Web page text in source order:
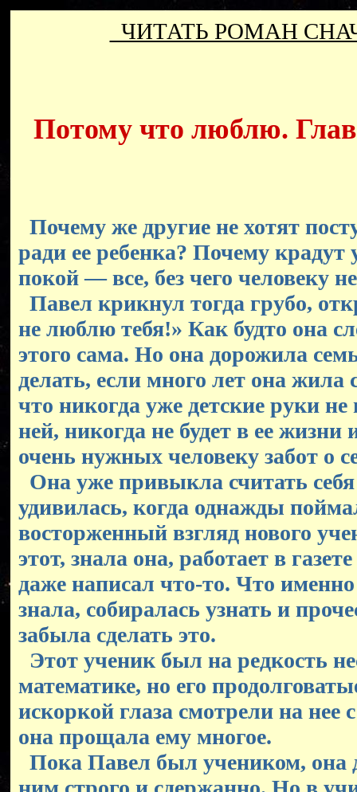
ЧИТАТЬ РОМАН
Потому что люблю.
Почему же другие не хотят
ради ее ребенка? Почему крадут
покой — все, без чего человеку
Павел крикнул тогда грубо,
не люблю тебя!» Как будто она
этого сама. Но она дорожила
делать, если много лет она
что никогда уже детские руки не
ней, никогда не будет в ее
очень нужных человеку забот о
Она уже привыкла считать
удивилась, когда однажды
восторженный взгляд нового
этот, знала она, работает в
даже написал что-то. Что
знала, собиралась узнать и
забыла сделать это.
Этот ученик был на редкость
математике, но его
искоркой глаза смотрели на нее
она прощала ему многое.
Пока Павел был учеником, она